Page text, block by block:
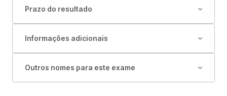
Prazo do resultado
Informações adicionais
Outros nomes para este exame